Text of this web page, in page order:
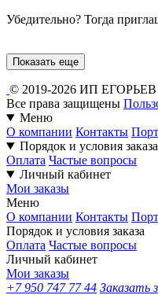
Убедительно? Тогда
Показать еще
© 2019-2026 ИП
Все права защищены
Меню
О компании Контакты
Порядок и условия заказа
Оплата Частые вопросы
Личный кабинет
Мои заказы
Меню
О компании Контакты
Порядок и условия заказа
Оплата Частые вопросы
Личный кабинет
Мои заказы
+7 950 747 77 44 Заказать